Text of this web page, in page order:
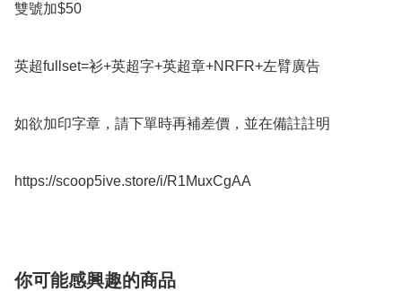
雙號加$50
英超fullset=衫+英超字+英超章+NRFR+左臂廣告
如欲加印字章，請下單時再補差價，並在備註註明
https://scoop5ive.store/i/R1MuxCgAA
你可能感興趣的商品